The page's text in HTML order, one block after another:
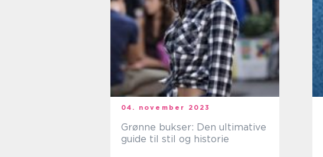
04. november 2023
Grønne bukser: Den ultimative
guide til stil og historie